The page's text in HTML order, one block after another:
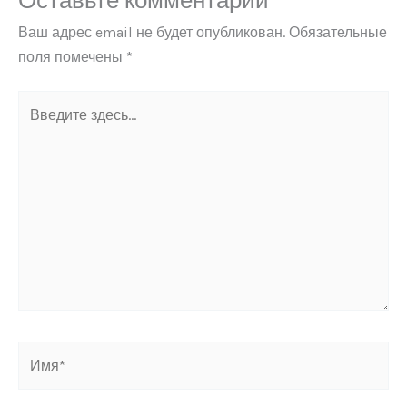
Ваш адрес email не будет опубликован. Обязательные
поля помечены *
здесь...